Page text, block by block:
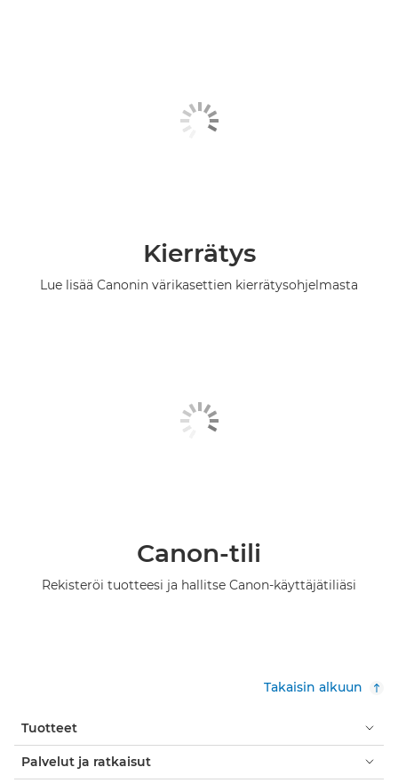
Kierrätys
Lue lisää Canonin värikasettien kierrätysohjelmasta
Canon-tili
Rekisteröi tuotteesi ja hallitse Canon-käyttäjätiliäsi
Takaisin alkuun
Tuotteet
Palvelut ja ratkaisut